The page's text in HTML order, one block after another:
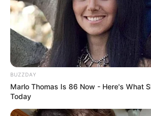
BUZZDAY
Marlo Thomas Is 86 Now - Here's What
Today